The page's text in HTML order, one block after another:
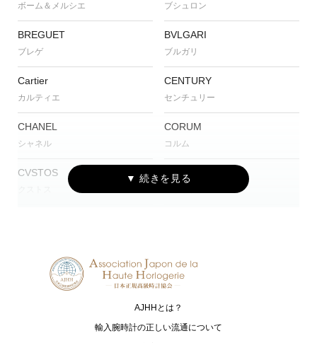
ボーム＆メルシエ ブシュロン
BREGUET
ブレゲ
BVLGARI
ブルガリ
Cartier
カルティエ
CENTURY
センチュリー
CHANEL
シャネル
CORUM
コルム
CVSTOS EDOX
G-SHOCK
ジーショック
HARRY WINSTON
ハリー・ウィンストン
I.T.A.
アイ･ティー･エー
AJHHとは？
輸入腕時計の正しい流通について